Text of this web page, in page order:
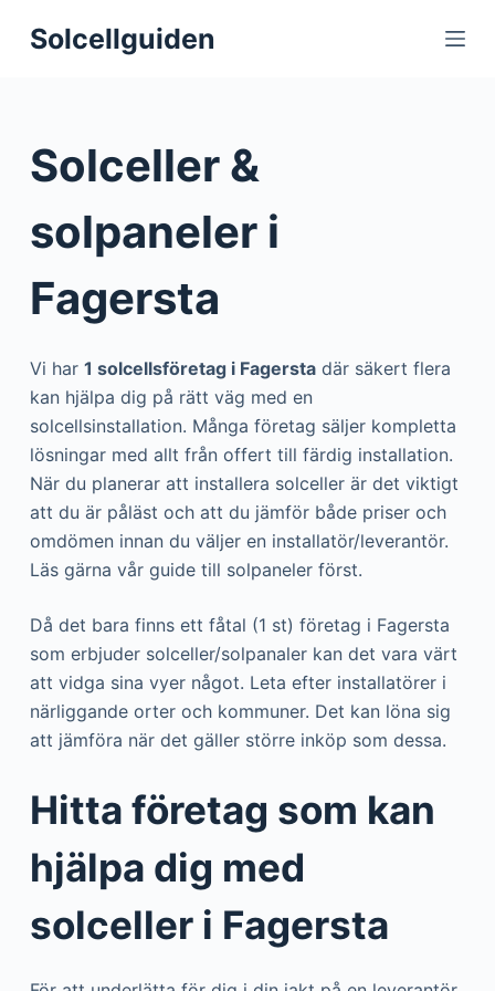
S
o
o
Solcellguiden
Solceller &
solpaneler i
Fagersta
Vi har 1 solcellsföretag i Fagerstadär säkert flera
kan hjälpa dig på rätt väg med en
solcellsinstallation. Många företag säljer kompletta
lösningar med allt från offert till färdig installation.
När du planerar att installera solceller är det viktigt
att du är påläst och att du jämför både priser och
omdömen innan du väljer en installatör/leverantör.
Läs gärna vår guide till solpaneler först.
Då det bara finns ett fåtal (1 st) företag i Fagersta
som erbjuder solceller/solpanaler kan det vara värt
att vidga sina vyer något. Leta efter installatörer i
närliggande orter och kommuner. Det kan löna sig
att jämföra när det gäller större inköp som dessa.
Hitta företag som kan
hjälpa dig med
solceller i Fagersta